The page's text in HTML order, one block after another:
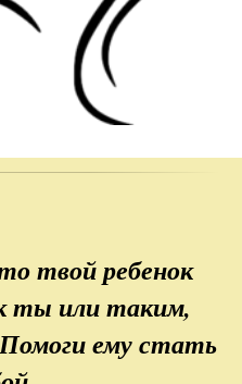
твой ребенок
ты или таким,
ему стать